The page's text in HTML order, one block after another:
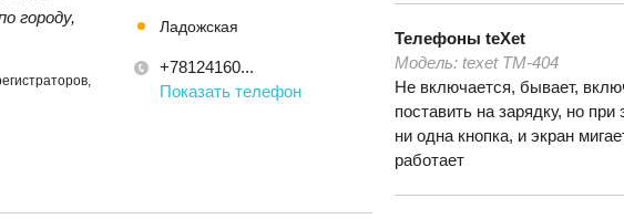
городу,
Ладожская
+78124160...
Показать телефон
Телефоны teXet
Модель: texet TM-404
Не включается, бывает,
поставить на зарядку, но при
ни одна кнопка, и экран
работает